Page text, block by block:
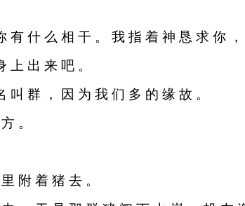
什 么 相 干 。 我 指 着 神 恳 求 你 ，
出 来 吧 。
群 ， 因 为 我 们 多 的 缘 故 。
。
附 着 猪 去 。